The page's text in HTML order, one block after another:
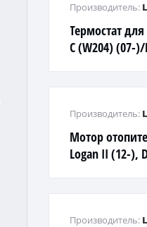
Термостат
C (W204) (07-
Производитель:
Мотор
Logan II (12-),
Производитель:
Производитель: